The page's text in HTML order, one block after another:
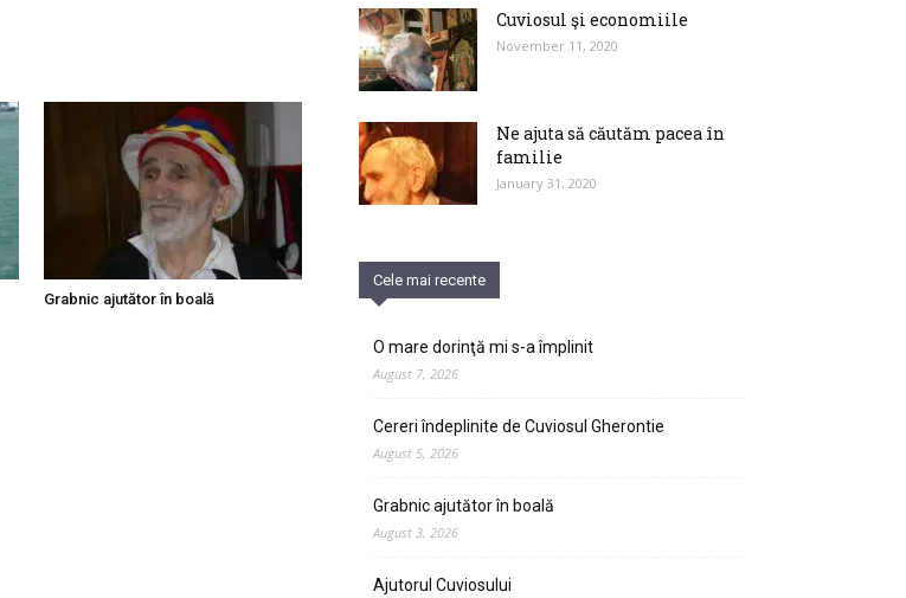
Grabnic ajutător în boală
Cuviosul şi economiile
November 11, 2020
Ne ajuta să căutăm pacea în
familie
January 31, 2020
Cele mai recente
O mare dorinţă mi s-a împlinit
August 7, 2026
Cereri îndeplinite de Cuviosul Gherontie
August 5, 2026
Grabnic ajutător în boală
August 3, 2026
Ajutorul Cuviosului